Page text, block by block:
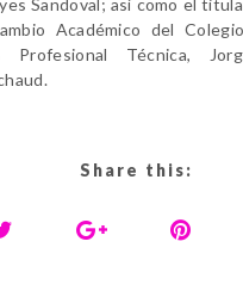
Sandoval; así como el
Académico del
Profesional Técnica,
Share this: